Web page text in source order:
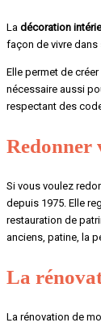
La décoration
façon de vivre dans
Elle permet de créer
nécessaire aussi
respectant des
Redonner
Si vous voulez
depuis 1975. Elle
restauration de
anciens, patine, la
La
La rénovation de